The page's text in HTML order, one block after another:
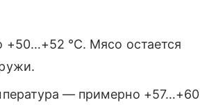
+50…+52 °C. Мясо остается
— примерно +57…+60